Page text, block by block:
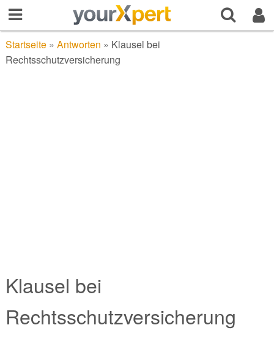
Startseite» Antworten » Klausel bei
Rechtsschutzversicherung
Klausel bei
Rechtsschutzversicherung